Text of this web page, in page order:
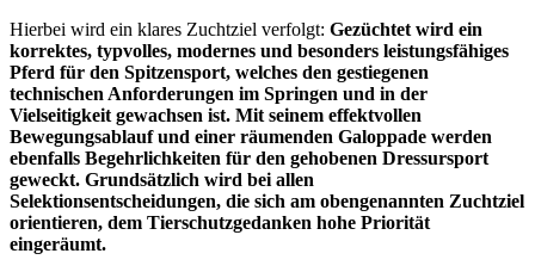
Hierbei wird ein klares Zuchtziel verfolgt: Gezüchtet wird ein
korrektes, typvolles, modernes und besonders leistungsfähiges
Pferd für den Spitzensport, welches den gestiegenen
technischen Anforderungen im Springen und in der
Vielseitigkeit gewachsen ist. Mit seinem effektvollen
Bewegungsablauf und einer räumenden Galoppade werden
ebenfalls Begehrlichkeiten für den gehobenen Dressursport
geweckt. Grundsätzlich wird bei allen
Selektionsentscheidungen, die sich am obengenannten Zuchtziel
orientieren, dem Tierschutzgedanken hohe Priorität
eingeräumt.